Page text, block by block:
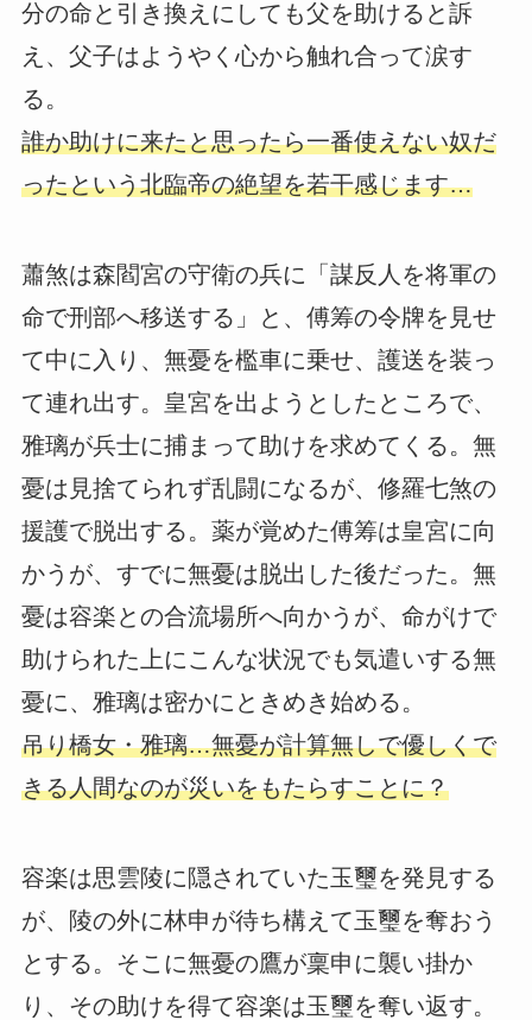
分の命と引き換えにしても父を助けると訴
え、父子はようやく心から触れ合って涙す
る。
誰か助けに来たと思ったら一番使えない奴だ
ったという北臨帝の絶望を若干感じます…
蕭煞は森閻宮の守衛の兵に「謀反人を将軍の
命で刑部へ移送する」と、傅筹の令牌を見せ
て中に入り、無憂を檻車に乗せ、護送を装っ
て連れ出す。皇宮を出ようとしたところで、
雅璃が兵士に捕まって助けを求めてくる。無
憂は見捨てられず乱闘になるが、修羅七煞の
援護で脱出する。薬が覚めた傅筹は皇宮に向
かうが、すでに無憂は脱出した後だった。無
憂は容楽との合流場所へ向かうが、命がけで
助けられた上にこんな状況でも気遣いする無
憂に、雅璃は密かにときめき始める。
吊り橋女・雅璃…無憂が計算無しで優しくで
きる人間なのが災いをもたらすことに？
容楽は思雲陵に隠されていた玉璽を発見する
が、陵の外に林申が待ち構えて玉璽を奪おう
とする。そこに無憂の鷹が稟申に襲い掛か
り、その助けを得て容楽は玉璽を奪い返す。